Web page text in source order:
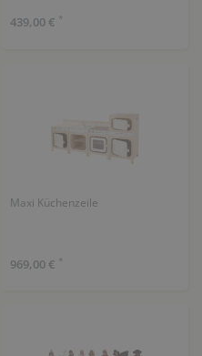
439,00 € *
Maxi Küchenzeile
969,00 € *